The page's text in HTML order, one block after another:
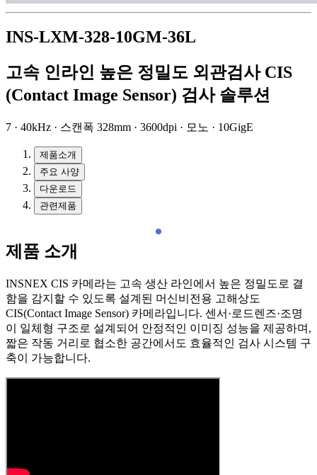
INS-LXM-328-10GM-36L
고속 인라인 높은 정밀도 외관검사 CIS
(Contact Image Sensor) 검사 솔루션
7 · 40kHz · 스캔폭 328mm · 3600dpi · 모노 · 10GigE
제품소개
주요 사양
다운로드
관련제품
제품 소개
INSNEX CIS 카메라는 고속 생산 라인에서 높은 정밀도로 결
함을 감지할 수 있도록 설계된 머신비전용 고해상도
CIS(Contact Image Sensor) 카메라입니다. 센서·로드렌즈·조명
이 일체형 구조로 설계되어 안정적인 이미징 성능을 제공하며,
짧은 작동 거리로 협소한 공간에서도 효율적인 검사 시스템 구
축이 가능합니다.